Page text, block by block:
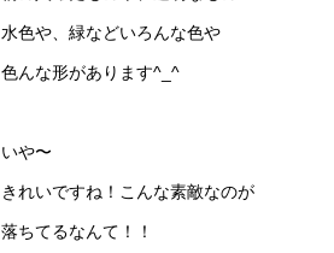
水色や、緑などいろんな色や
色んな形があります^_^
いや〜
きれいですね！こんな素敵なのが
落ちてるなんて！！